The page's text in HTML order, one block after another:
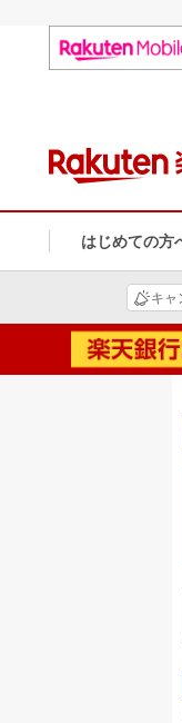
はじめての方
キャ